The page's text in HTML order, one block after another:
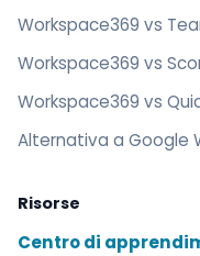
Workspace369 vs
Workspace369 vs
Workspace369 vs
Alternativa a Google
Risorse
Centro di